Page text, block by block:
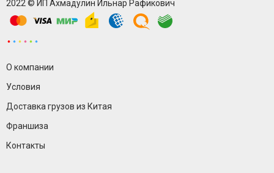
2022 © ИП Ахмадулин Ильнар Рафикович
О компании
Условия
Доставка грузов из Китая
Франшиза
Контакты